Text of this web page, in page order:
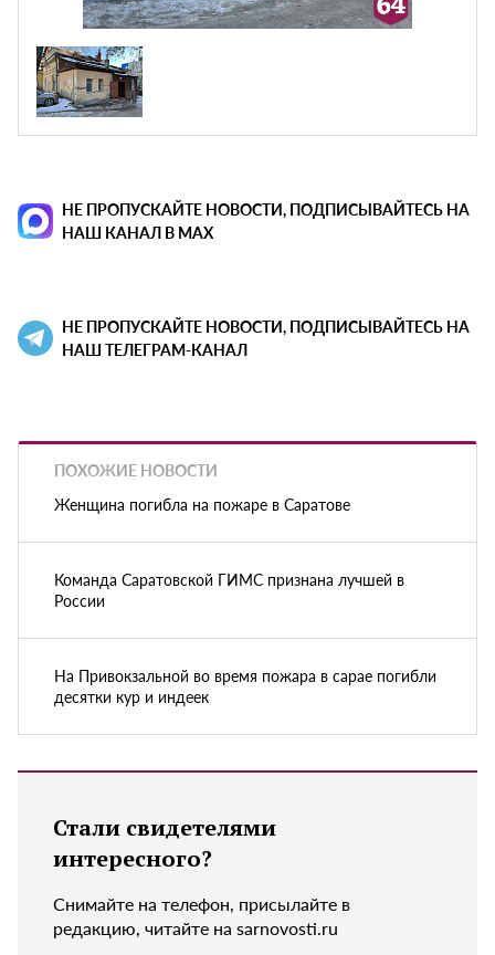
НЕ ПРОПУСКАЙТЕ НОВОСТИ, ПОДПИСЫВАЙТЕСЬ НА
НАШ КАНАЛ В MAX
НЕ ПРОПУСКАЙТЕ НОВОСТИ, ПОДПИСЫВАЙТЕСЬ НА
НАШ ТЕЛЕГРАМ-КАНАЛ
ПОХОЖИЕ НОВОСТИ
Женщина погибла на пожаре в Саратове
Команда Саратовской ГИМС признана лучшей в
России
На Привокзальной во время пожара в сарае погибли
десятки кур и индеек
Стали свидетелями
интересного?
Снимайте на телефон, присылайте в
редакцию, читайте на sarnovosti.ru